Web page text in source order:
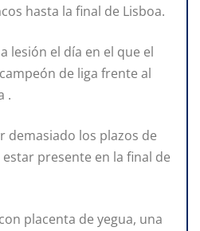
hasta la final de Lisboa.
lesión el día en el que el
de liga frente al
.
demasiado los plazos de
presente en la final de
placenta de yegua, una